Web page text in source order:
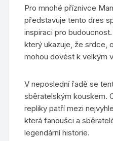
Pro mnohé příznivce
představuje tento dres
inspiraci pro
který ukazuje, že srdce,
mohou dovést k velkým
V neposlední řadě se
sběratelským kouskem.
repliky patří mezi
která fanoušci a
legendární historie.